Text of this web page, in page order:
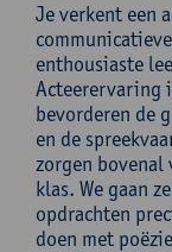
Je verkent een
enthousiaste
Acteerervaring
bevorderen de
en de
zorgen
klas. We gaan
opdrachten
doen met